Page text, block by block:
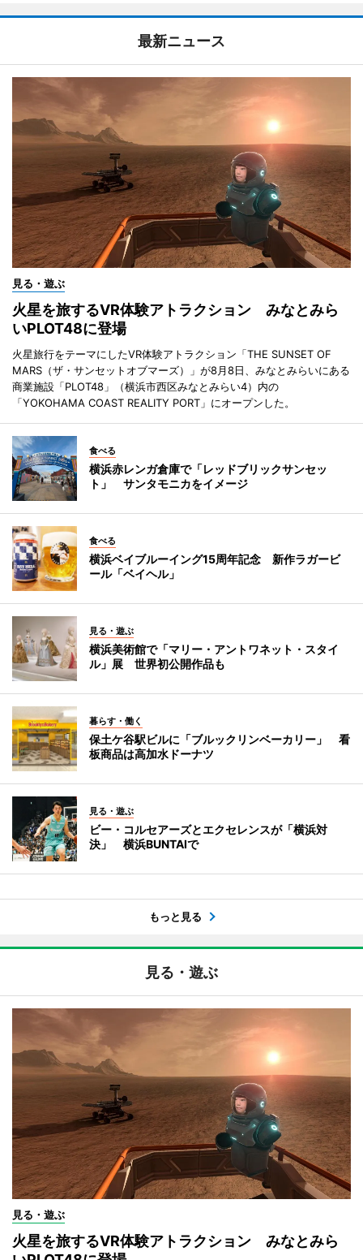
最新ニュース
見る・遊ぶ
火星を旅するVR体験アトラクション みなとみら
いPLOT48に登場
火星旅行をテーマにしたVR体験アトラクション「THE SUNSET OF
MARS（ザ・サンセットオブマーズ）」が8月8日、みなとみらいにある
商業施設「PLOT48」（横浜市西区みなとみらい4）内の
「YOKOHAMA COAST REALITY PORT」にオープンした。
食べる
横浜赤レンガ倉庫で「レッドブリックサンセッ
ト」 サンタモニカをイメージ
食べる
横浜ベイブルーイング15周年記念 新作ラガービ
ール「ベイヘル」
見る・遊ぶ
横浜美術館で「マリー・アントワネット・スタイ
ル」展 世界初公開作品も
暮らす・働く
保土ケ谷駅ビルに「ブルックリンベーカリー」 看
板商品は高加水ドーナツ
見る・遊ぶ
ビー・コルセアーズとエクセレンスが「横浜対
決」 横浜BUNTAIで
もっと見る
見る・遊ぶ
見る・遊ぶ
火星を旅するVR体験アトラクション みなとみら